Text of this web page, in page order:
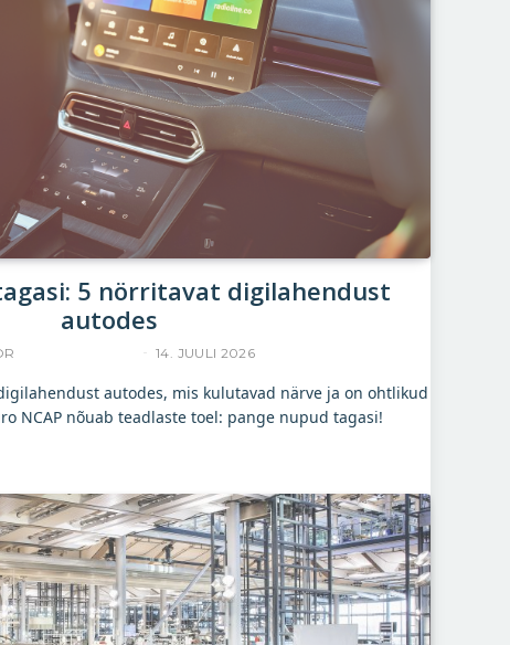
5 nörritavat digilahendust
autodes
14. JUULI 2026
autodes, mis kulutavad närve ja on ohtlikud
NCAP nõuab teadlaste toel: pange nupud tagasi!